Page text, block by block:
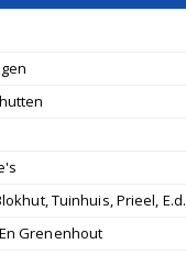
Tuinhuis, Prieel, E.d.
Grenenhout